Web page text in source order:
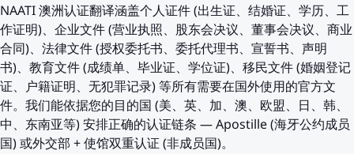
NAATI 澳洲认证翻译涵盖个人证件 (出生证、结婚证、学历、工
作证明)、企业文件 (营业执照、股东会决议、董事会决议、商业
合同)、法律文件 (授权委托书、委托代理书、宣誓书、声明
书)、教育文件 (成绩单、毕业证、学位证)、移民文件 (婚姻登记
证、户籍证明、无犯罪记录) 等所有需要在国外使用的官方文
件。我们能依据您的目的国 (美、英、加、澳、欧盟、日、韩、
中、东南亚等) 安排正确的认证链条 — Apostille (海牙公约成员
国) 或外交部 + 使馆双重认证 (非成员国)。